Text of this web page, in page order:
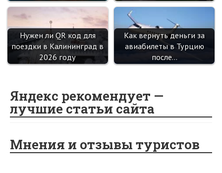
Нужен ли QR код для
поездки в Калининград в
2026 году
Как вернуть деньги за
авиабилеты в Турцию
после…
Яндекс рекомендует —
лучшие статьи сайта
Мнения и отзывы туристов